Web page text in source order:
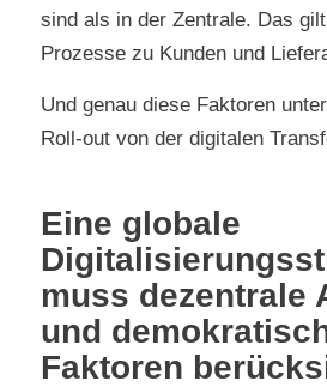
sind als in der Zentrale. Das
Prozesse zu Kunden und
Und genau diese Faktoren
Roll-out von der digitalen
Eine globale
muss dezentrale
und
Faktoren